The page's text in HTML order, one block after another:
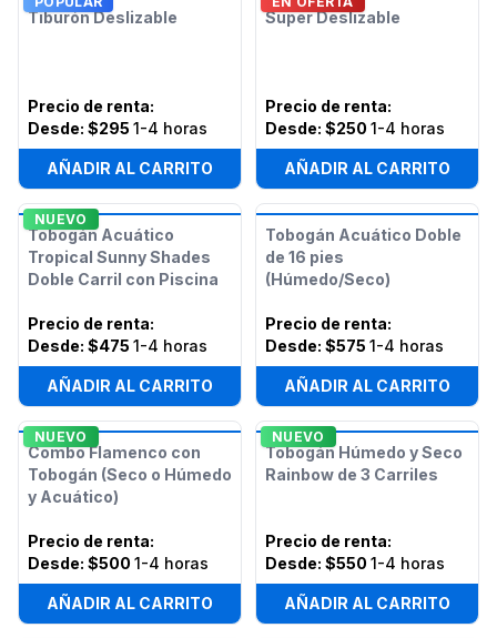
Tiburón Deslizable
Precio de renta:
Desde: $295 1-4 horas
AÑADIR AL CARRITO
Super Deslizable
Precio de renta:
Desde: $250 1-4 horas
AÑADIR AL CARRITO
NUEVO
Tobogán Acuático
Tropical Sunny Shades
Doble Carril con Piscina
Precio de renta:
Desde: $475 1-4 horas
AÑADIR AL CARRITO
Tobogán Acuático Doble
de 16 pies
(Húmedo/Seco)
Precio de renta:
Desde: $575 1-4 horas
AÑADIR AL CARRITO
NUEVO
Combo Flamenco con
Tobogán (Seco o Húmedo
y Acuático)
Precio de renta:
Desde: $500 1-4 horas
AÑADIR AL CARRITO
NUEVO
Tobogán Húmedo y Seco
Rainbow de 3 Carriles
Precio de renta:
Desde: $550 1-4 horas
AÑADIR AL CARRITO